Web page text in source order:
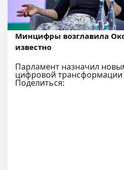
Минцифры возглавила
известно
Парламент назначил
цифровой трансформации
Поделиться: